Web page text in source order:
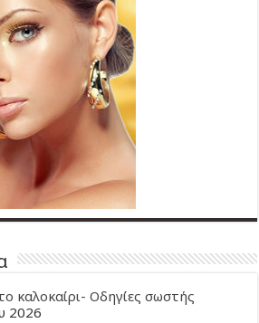
καλοκαίρι- Οδηγίες σωστής
2026